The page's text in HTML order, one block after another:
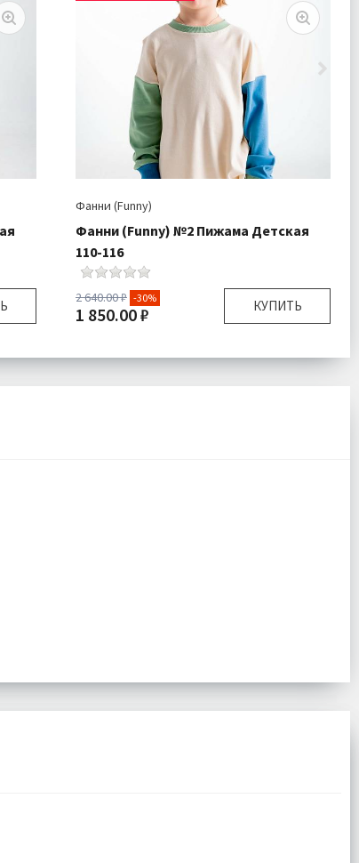
Фанни (Funny)
Фанни (Funny) №2 Пижама Детская
110-116
2 640.00 ₽ -30%
1 850.00 ₽ КУПИТЬ
Размер:
110-116